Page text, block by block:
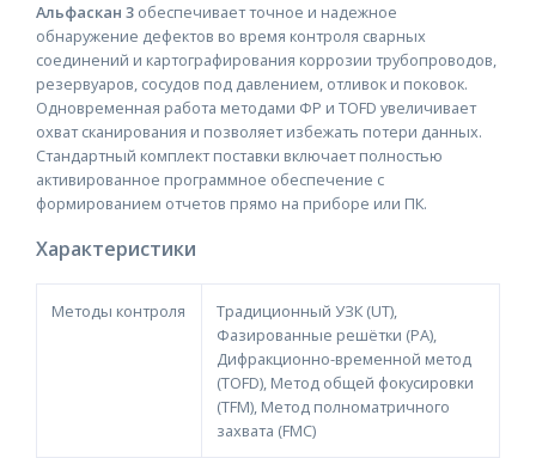
Альфаскан 3 обеспечивает точное и надежное
обнаружение дефектов во время контроля сварных
соединений и картографирования коррозии трубопроводов,
резервуаров, сосудов под давлением, отливок и поковок.
Одновременная работа методами ФР и TOFD увеличивает
охват сканирования и позволяет избежать потери данных.
Стандартный комплект поставки включает полностью
активированное программное обеспечение с
формированием отчетов прямо на приборе или ПК.
Характеристики
Методы контроля
Традиционный УЗК (UT),
Фазированные решётки (PA),
Дифракционно-временной метод
(TOFD), Метод общей фокусировки
(TFM), Метод полноматричного
захвата (FMC)